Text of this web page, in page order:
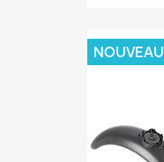
NOUVEAU